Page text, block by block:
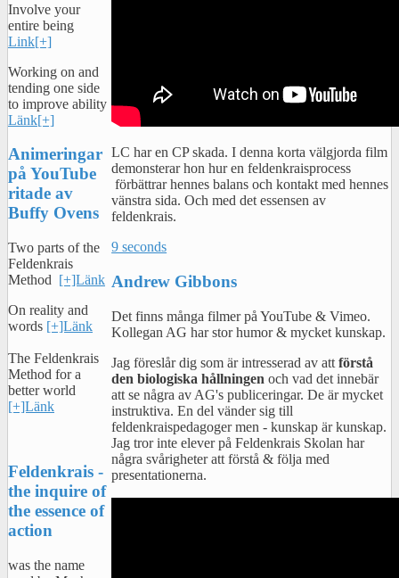
LC har en CP skada. I denna korta välgjorda film
demonsterar hon hur en feldenkraisprocess
förbättrar hennes balans och kontakt med hennes
vänstra sida. Och med det essensen av
feldenkrais.
9 seconds
Andrew Gibbons
Det finns många filmer på YouTube & Vimeo.
Kollegan AG har stor humor & mycket kunskap.
Jag föreslår dig som är intresserad av attförstå
den biologiska hållningen och vad det innebär
att se några av AG's publiceringar. De är mycket
instruktiva. En del vänder sig till
feldenkraispedagoger men - kunskap är kunskap.
Jag tror inte elever på Feldenkrais Skolan har
några svårigheter att förstå & följa med
presentationerna.
Involve your
entire being
Link[+]
Working on and
tending one side
to improve ability
Länk[+]
Animeringar
på YouTube
ritade av
Buffy Ovens
Two parts of the
Feldenkrais
Method [+]Länk
On reality and
words [+]Länk
The Feldenkrais
Method for a
better world
[+]Länk
Feldenkrais -
the inquire of
the essence of
action
was the name